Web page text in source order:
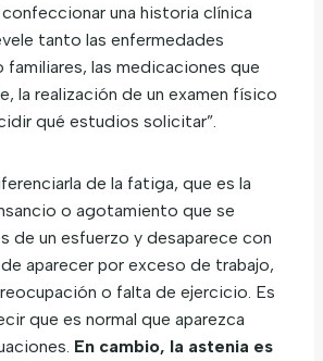
una historia clínica
tanto las enfermedades
familiares, las medicaciones que
la realización de un examen físico
qué estudios solicitar”.
de la fatiga, que es la
o agotamiento que se
de un esfuerzo y desaparece con
aparecer por exceso de trabajo,
o falta de ejercicio. Es
que es normal que aparezca
En cambio, la astenia es